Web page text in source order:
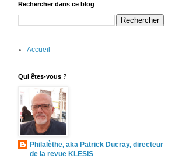
Rechercher dans ce blog
Accueil
Qui êtes-vous ?
Philalèthe, aka Patrick Ducray, directeur
de la revue KLESIS